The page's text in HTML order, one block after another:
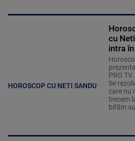
HOROSCOP CU NETI SANDU
cu
intra
PRO
Se
care nu
trecem
bifăm